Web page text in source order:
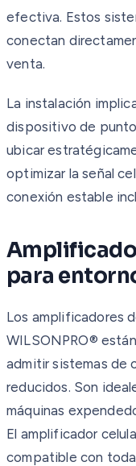
efectiva. Estos
conectan
venta.
La instalación
dispositivo de
ubicar
optimizar la señal
conexión estable
para
Los amplificadores
WILSONPRO®
admitir sistemas de
reducidos. Son
máquinas
El amplificador
compatible con